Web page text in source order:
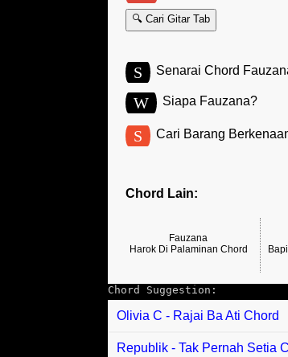
🔍 Cari Gitar Tab
S Senarai Chord
W Siapa Fauzana?
S Cari Barang
Chord Lain:
Fauzana
Harok Di Palaminan Chord
Chord Suggestion:
Olivia C - Rajai Ba Ati Chord
Republik - Tak Pernah Setia